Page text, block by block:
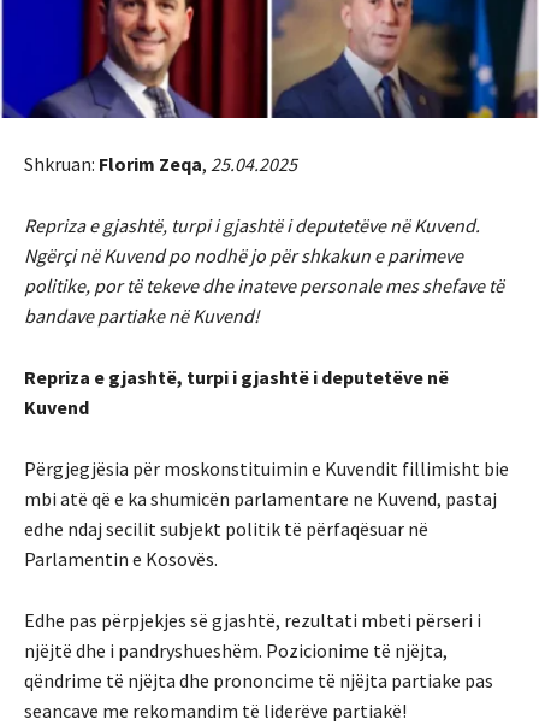
Shkruan: Florim Zeqa, 25.04.2025
Repriza e gjashtë, turpi i gjashtë i deputetëve në Kuvend.
Ngërçi në Kuvend po nodhë jo për shkakun e parimeve
politike, por të tekeve dhe inateve personale mes shefave të
bandave partiake në Kuvend!
Repriza e gjashtë, turpi i gjashtë i deputetëve në
Kuvend
Përgjegjësia për moskonstituimin e Kuvendit fillimisht bie
mbi atë që e ka shumicën parlamentare ne Kuvend, pastaj
edhe ndaj secilit subjekt politik të përfaqësuar në
Parlamentin e Kosovës.
Edhe pas përpjekjes së gjashtë, rezultati mbeti përseri i
njëjtë dhe i pandryshueshëm. Pozicionime të njëjta,
qëndrime të njëjta dhe prononcime të njëjta partiake pas
seancave me rekomandim të liderëve partiakë!